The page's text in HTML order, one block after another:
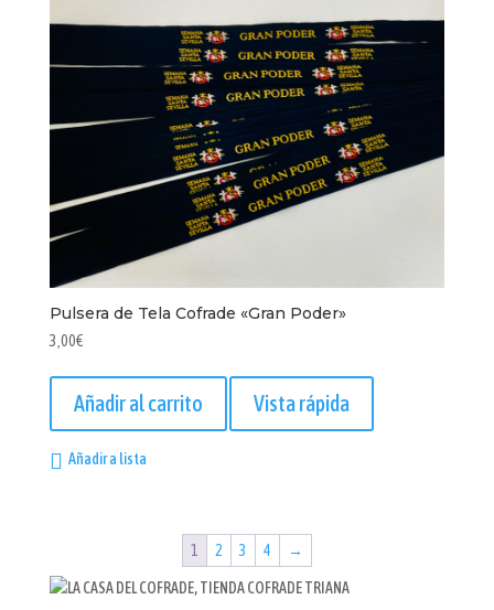
Pulsera de Tela Cofrade «Gran Poder»
3,00€
Añadir al carrito Vista rápida
Añadir a lista
1 2 3 4 →